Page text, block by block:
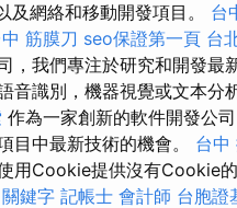
及網絡和移動開發項目。 台
筋膜刀 seo保證第一頁 台
，我們專注於研究和開發最
音識別，機器視覺或文本分
作為一家創新的軟件開發公
目中最新技術的機會。 台中
用Cookie提供沒有Cookie
鍵字 記帳士 會計師 台胞證